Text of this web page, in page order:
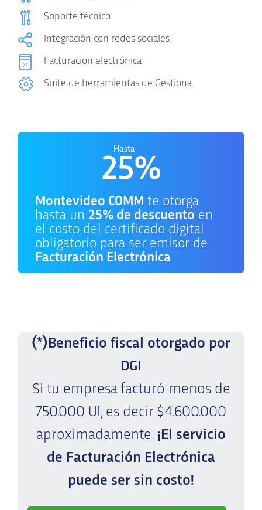
Soporte técnico.
Integración con redes sociales.
Facturacion electrónica
Suite de herramientas de Gestiona.
Hasta
25%
Montevideo COMM te otorga
hasta un 25% de descuento en
el costo del certificado digital
obligatorio para ser emisor de
Facturación Electrónica
(*)Beneficio fiscal otorgado por
DGI
Si tu empresa facturó menos de
750.000 UI, es decir $4.600.000
aproximadamente. ¡El servicio
de Facturación Electrónica
puede ser sin costo!